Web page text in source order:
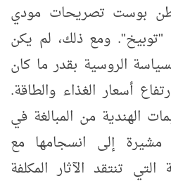
بوست تصريحات مودي
"توبيخ". ومع ذلك، لم يكن
الروسية بقدر ما كان
أسعار الغذاء والطاقة.
الهندية من المبالغة في
مشيرة إلى انسجامها مع
التي تنتقد الآثار المكلفة